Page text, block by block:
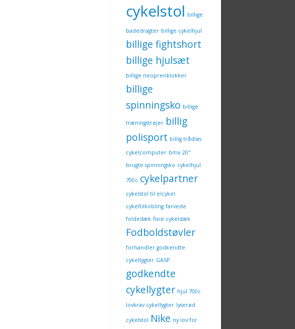
cykelstol billige
badedragter billige cykelhjul
billige fightshort
billige hjulsæt
billige neoprenklokker
billige
spinningsko billige
træningstrøjer billig
polisport billig trådløs
cykelcomputer bmx 20"
brugte spinningsko cykelhjul
700c cykelpartner
cykelstol til elcykel
cykeltilkobling farvede
foldedæk fixie cykeldæk
Fodboldstøvler
forhandler godkendte
cykellygter GASP
godkendte
cykellygter hjul 700c
lovkrav cykellygter lyserød
cykelstol Nike ny lov for